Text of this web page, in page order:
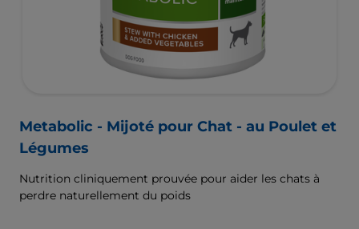
Metabolic - Mijoté pour Chat - au Poulet et
Légumes
Nutrition cliniquement prouvée pour aider les chats à
perdre naturellement du poids